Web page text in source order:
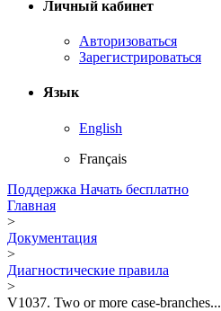
Личный кабинет
Авторизоваться
Зарегистрироваться
Язык
English
Français
Поддержка Начать бесплатно
Главная
>
Документация
>
Диагностические правила
>
V1037. Two or more case-branches...